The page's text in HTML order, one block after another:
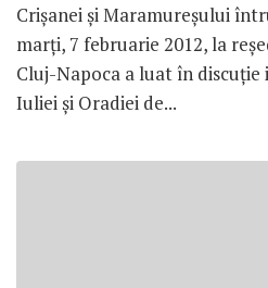
Crişanei şi Maramureşului
marţi, 7 februarie 2012, la
Cluj-Napoca a luat în
Iuliei şi Oradiei de...